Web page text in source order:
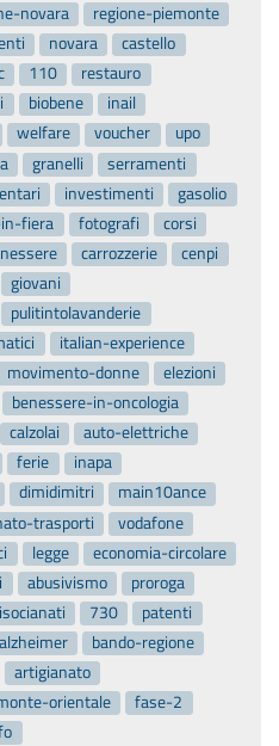
novara
regione-piemonte
novara
castello
110
restauro
biobene
inail
welfare voucher
upo
granelli
serramenti
investimenti
gasolio
fiera fotografi
corsi
carrozzerie
cenpi
giovani
pulitintolavanderie
italian-experience
movimento-donne
elezioni
benessere-in-oncologia
calzolai
auto-elettriche
ferie
inapa
dimidimitri
main10ance
trasporti
vodafone
legge
economia-circolare
abusivismo
proroga
730
patenti
alzheimer
bando-regione
artigianato
orientale
fase-2